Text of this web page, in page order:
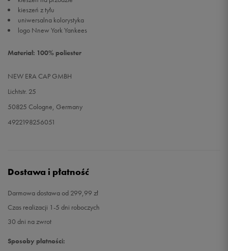
kieszeń z tyłu
uniwersalna kolorystyka
logo Nnew York Yankees
Materiał: 100% poliester
NEW ERA CAP GMBH
Lichtstr. 25
50825 Cologne, Germany
4922198256051
Dostawa i płatność
Darmowa dostawa od 299,99 zł
Czas realizacji 1-5 dni roboczych
30 dni na zwrot
Sposoby płatności: